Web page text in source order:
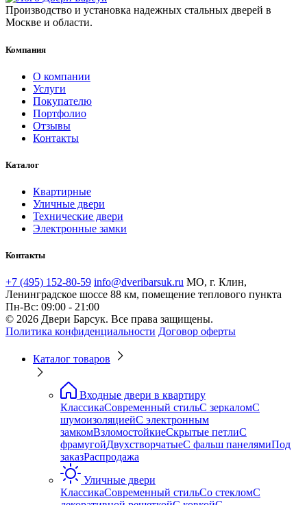
Производство и установка надежных стальных дверей в
Москве и области.
Компания
О компании
Услуги
Покупателю
Портфолио
Отзывы
Контакты
Каталог
Квартирные
Уличные двери
Технические двери
Электронные замки
Контакты
+7 (495) 152-80-59 info@dveribarsuk.ru МО, г. Клин,
Ленинградское шоссе 88 км, помещение теплового пункта
Пн-Вс: 09:00 - 21:00
© 2026 Двери Барсук. Все права защищены.
Политика конфиденциальности Договор оферты
Каталог товаров
Входные двери в квартиру
КлассикаСовременный стильС зеркаломС
шумоизоляциейС электронным
замкомВзломостойкиеСкрытые петлиС
фрамугойДвухстворчатыеС фальш панелямиПод
заказРаспродажа
Уличные двери
КлассикаСовременный стильСо стекломС